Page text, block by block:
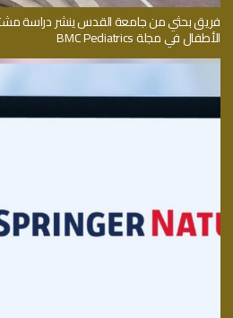
فريق بحثي من جامعة القدس ينشر دراسة
الأطفال في مجلة BMC Pediatrics